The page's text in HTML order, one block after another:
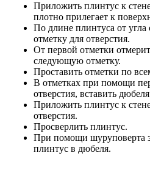
Приложить плинтус к
плотно прилегает к
По длине плинтуса от угла
отметку для отверстия.
От первой отметки
следующую отметку.
Проставить отметки по
В отметках при помощи
отверстия, вставить
Приложить плинтус к
отверстия.
Просверлить плинтус.
При помощи шуруповерта
плинтус в дюбеля.